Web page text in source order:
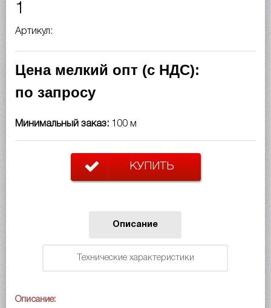
1
Артикул:
Цена мелкий опт (с НДС):
по запросу
Минимальный заказ: 100 м
КУПИТЬ
Описание
Технические характеристики
Описание: